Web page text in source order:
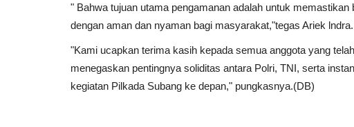
" Bahwa tujuan utama pengamanan adalah untuk
dengan aman dan nyaman bagi masyarakat,"tegas Ariek lndra.
"Kami ucapkan terima kasih kepada semua anggota yang
menegaskan pentingnya soliditas antara Polri, TNI, serta
kegiatan Pilkada Subang ke depan," pungkasnya.(DB)